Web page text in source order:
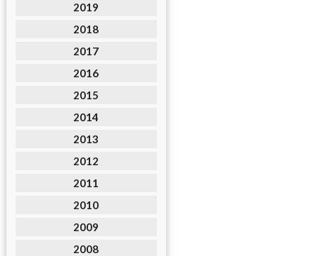
2019
2018
2017
2016
2015
2014
2013
2012
2011
2010
2009
2008